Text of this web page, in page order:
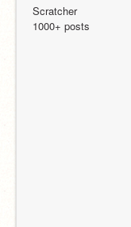
Scratcher
1000+ posts